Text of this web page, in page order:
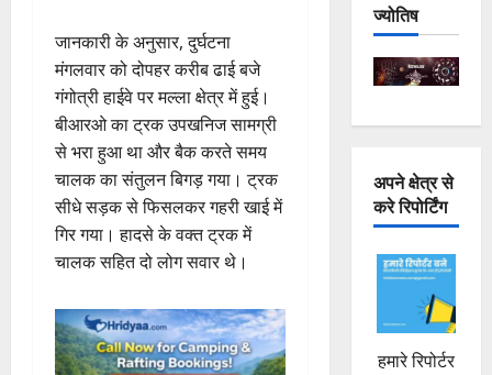
जानकारी के अनुसार, दुर्घटना
मंगलवार को दोपहर करीब ढाई बजे
गंगोत्री हाईवे पर मल्ला क्षेत्र में हुई।
बीआरओ का ट्रक उपखनिज सामग्री
से भरा हुआ था और बैक करते समय
चालक का संतुलन बिगड़ गया। ट्रक
सीधे सड़क से फिसलकर गहरी खाई में
गिर गया। हादसे के वक्त ट्रक में
चालक सहित दो लोग सवार थे।
ज्योतिष
अपने क्षेत्र से
करे रिपोर्टिंग
हमारे रिपोर्टर